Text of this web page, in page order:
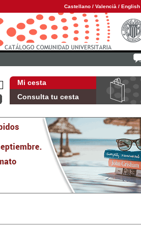
Castellano / Valencià / English
Mi cesta
Consulta tu cesta